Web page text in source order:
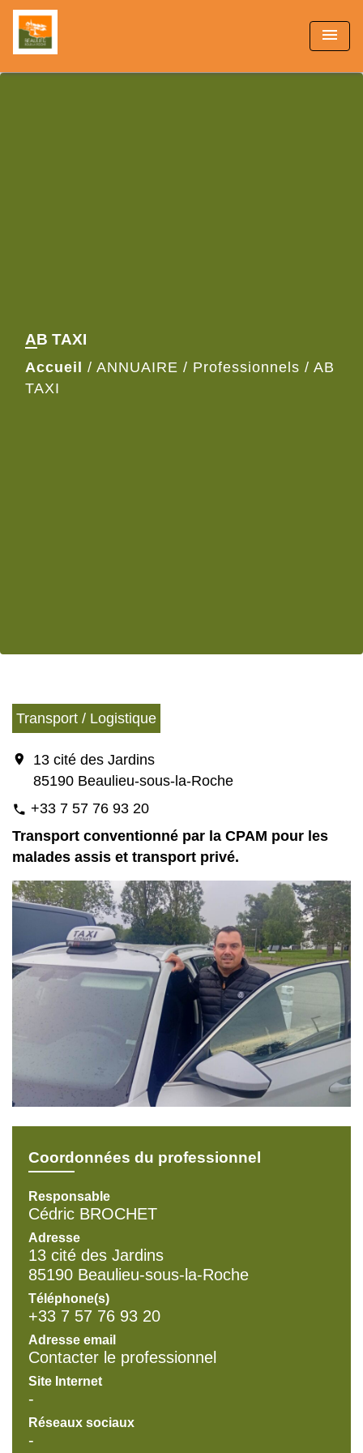
menu
AB TAXI
Accueil / ANNUAIRE / Professionnels / AB
TAXI
Transport / Logistique
location_on
13 cité des Jardins
85190 Beaulieu-sous-la-Roche
phone +33 7 57 76 93 20
Transport conventionné par la CPAM pour les
malades assis et transport privé.
Coordonnées du professionnel
Responsable
Cédric BROCHET
Adresse
13 cité des Jardins
85190 Beaulieu-sous-la-Roche
Téléphone(s)
+33 7 57 76 93 20
Adresse email
Contacter le professionnel
Site Internet
-
Réseaux sociaux
-